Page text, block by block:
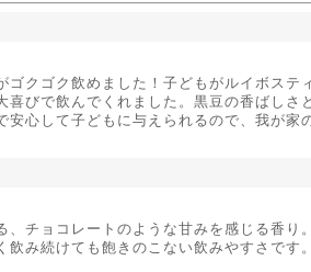
ゴクゴク飲めました！子どもがルイボス
喜びで飲んでくれました。黒豆の香ばし
安心して子どもに与えられるので、我が家
、チョコレートのような甘みを感じる香
飲み続けても飽きのこない飲みやすさです。